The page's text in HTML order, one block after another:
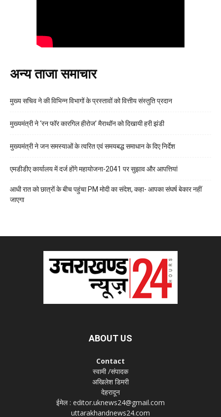
अन्य ताजा समाचार
मुख्य सचिव ने की विभिन्न विभागों के प्रस्तावों को वित्तीय संस्तुति प्रदान
मुख्यमंत्री ने ‘रन फॉर कारगिल हीरोज’ मैराथॉन को दिखायी हरी झंडी
मुख्यमंत्री ने जन समस्याओं के त्वरित एवं समयबद्ध समाधान के दिए निर्देश
एमडीडीए कार्यालय में दर्ज होंगे महायोजना-2041 पर सुझाव और आपत्तियां
आधी रात को छात्रों के बीच पहुंचा PM मोदी का संदेश, कहा- आपका संघर्ष बेकार नहीं
जाएगा
ABOUT US
Contact
स्वामी /संपादक
अखिलेश डिमरी
देहरादून
ईमेल : editor.uknews24@gmail.com
uttarakhandnews24.com